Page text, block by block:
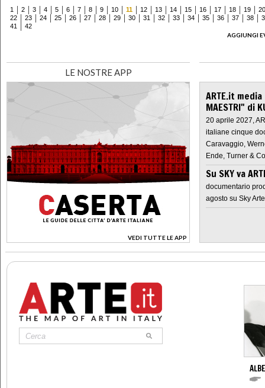
1 2 3 4 5 6 7 8 9 10 11 12 13 14 15 16 17 18 19
20
22
23 24 25 26 27 28 29 30 31 32 33 34 35 36 37 38
41
42
AGGIUNGI
LE NOSTRE APP
VEDI TUTTE LE APP
>
ARTE.it
MAESTRI" di
20 aprile 2027,
italiane cinque
Caravaggio,
Ende, Turner &
Su SKY va
documentario
agosto su Sky Arte